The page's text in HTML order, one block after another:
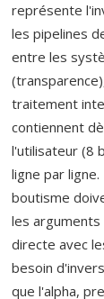
représente
les pipelines
entre les
traitement
contiennent
l'utilisateur (8
ligne par
boutisme
les arguments
directe avec
besoin
que l'alpha,